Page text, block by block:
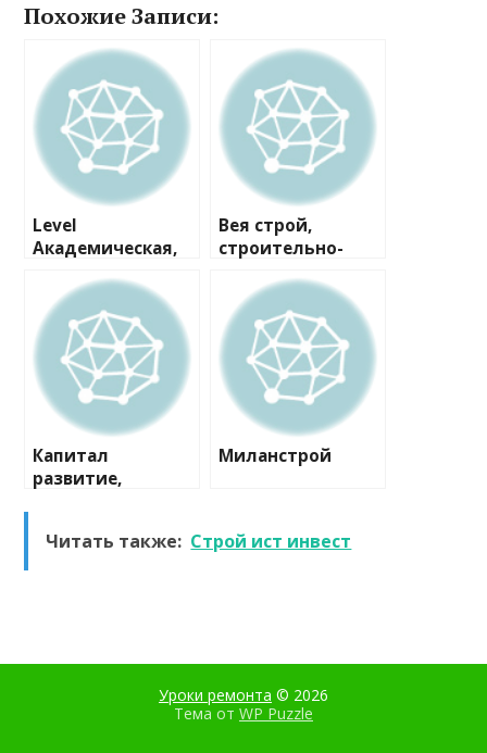
Похожие Записи:
Level
Академическая,
Вея строй,
строительно-
компания
Капитал
развитие,
Миланстрой
Читать также: Строй ист инвест
Уроки ремонта © 2026
Тема от WP Puzzle